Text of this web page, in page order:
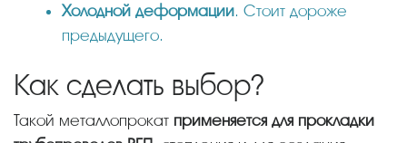
Холодной деформации. Стоит дороже
предыдущего.
Как сделать выбор?
Такой металлопрокат применяется для прокладки